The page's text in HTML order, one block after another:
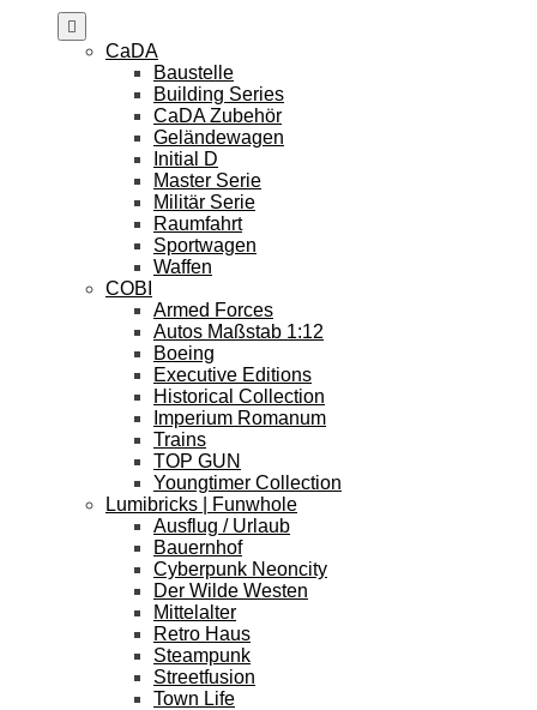
CaDA
Baustelle
Building Series
CaDA Zubehör
Geländewagen
Initial D
Master Serie
Militär Serie
Raumfahrt
Sportwagen
Waffen
COBI
Armed Forces
Autos Maßstab 1:12
Boeing
Executive Editions
Historical Collection
Imperium Romanum
Trains
TOP GUN
Youngtimer Collection
Lumibricks | Funwhole
Ausflug / Urlaub
Bauernhof
Cyberpunk Neoncity
Der Wilde Westen
Mittelalter
Retro Haus
Steampunk
Streetfusion
Town Life